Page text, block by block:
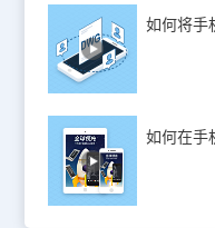
如何将手
如何在手